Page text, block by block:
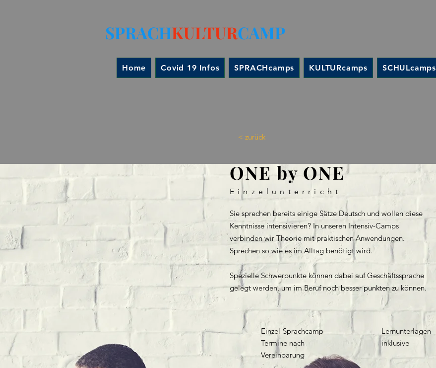
SPRACHKULTURCAMP
Home Covid 19 Infos SPRACHcamps KULTURcamps SCHULcamps
< zurück
ONE by ONE
Einzelunterricht
Sie sprechen bereits einige Sätze Deutsch und wollen diese
Kenntnisse intensivieren? In unseren Intensiv-Camps
verbinden wir Theorie mit praktischen Anwendungen.
Sprechen so wie es im Alltag benötigt wird.
Spezielle Schwerpunkte können dabei auf Geschäftssprache
gelegt werden, um im Beruf noch besser punkten zu können.
Einzel-Sprachcamp
Termine nach
Vereinbarung
Lernunterlagen
inklusive